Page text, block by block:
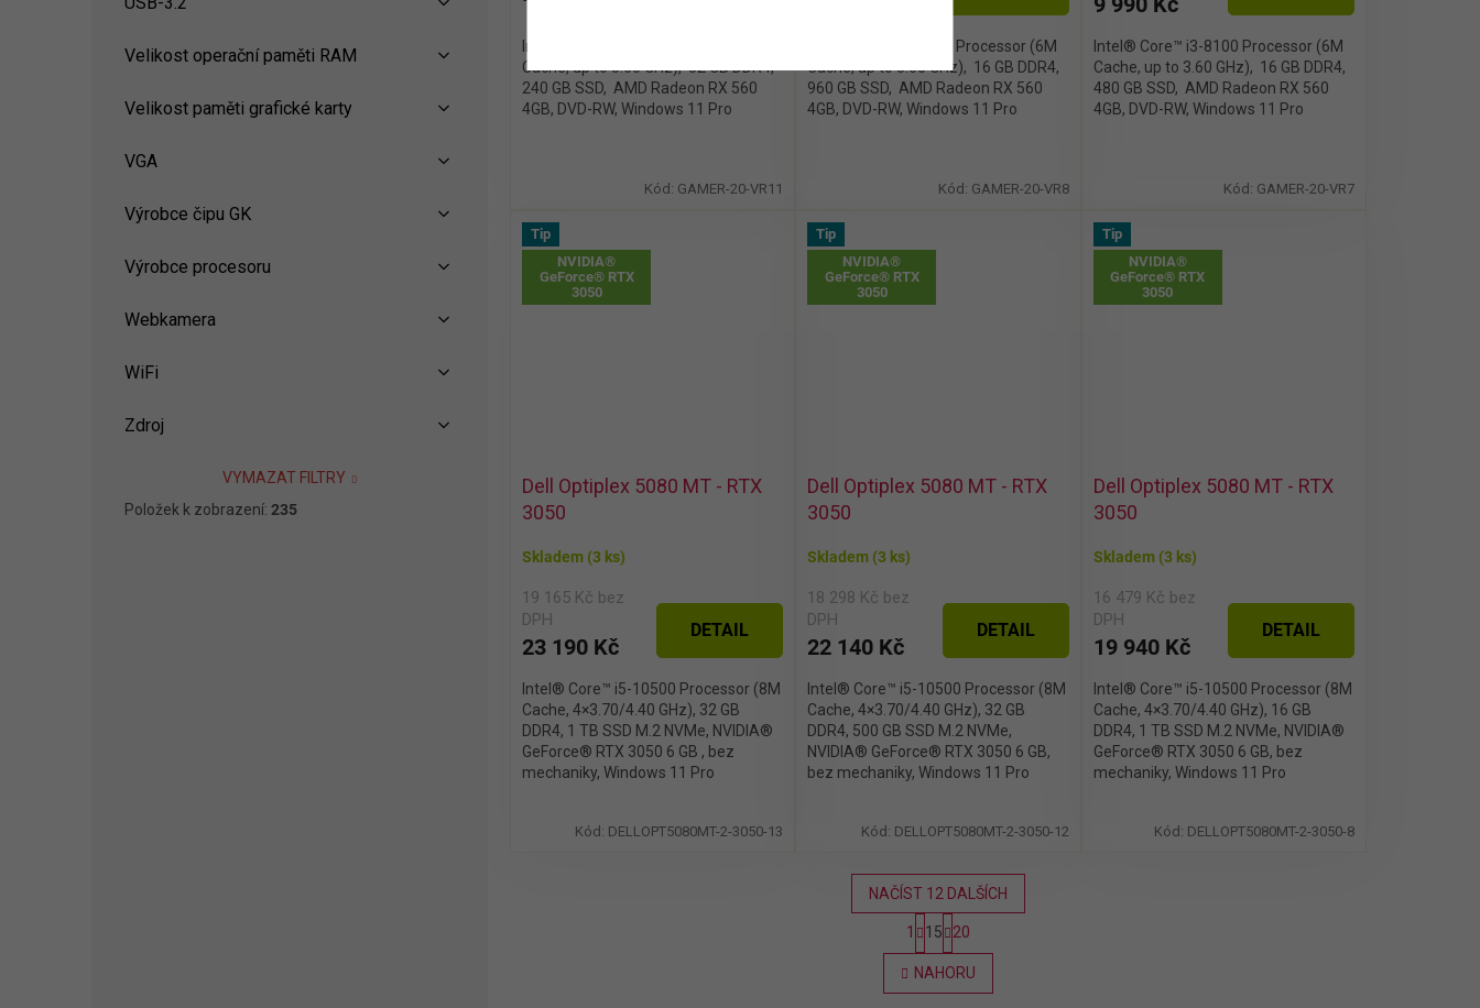
Velikost operační paměti RAM
Velikost paměti grafické karty
VGA
Výrobce čipu GK
Výrobce procesoru
Webkamera
WiFi
Zdroj
VYMAZAT FILTRY
Položek k zobrazení: 235
Intel® Core™ i3-8100 Processor (6M
Cache, up to 3.60 GHz), 32 GB DDR4,
240 GB SSD, AMD Radeon RX 560
4GB, DVD-RW, Windows 11 Pro
Kód: GAMER-20-VR11
Intel® Core™ i3-8100 Processor (6M
Cache, up to 3.60 GHz), 16 GB DDR4,
960 GB SSD, AMD Radeon RX 560
4GB, DVD-RW, Windows 11 Pro
Kód: GAMER-20-VR8
Intel® Core™ i3-8100 Processor (6M
Cache, up to 3.60 GHz), 16 GB DDR4,
480 GB SSD, AMD Radeon RX 560
4GB, DVD-RW, Windows 11 Pro
Kód: GAMER-20-VR7
Tip
NVIDIA®
GeForce® RTX
3050
Dell Optiplex 5080 MT - RTX
3050
Skladem (3 ks)
19 165 Kč bez
DPH
23 190 Kč
DETAIL
Intel® Core™ i5-10500 Processor (8M
Cache, 4×3.70/4.40 GHz), 32 GB
DDR4, 1 TB SSD M.2 NVMe, NVIDIA®
GeForce® RTX 3050 6 GB , bez
mechaniky, Windows 11 Pro
Kód: DELLOPT5080MT-2-3050-13
Tip
NVIDIA®
GeForce® RTX
3050
Dell Optiplex 5080 MT - RTX
3050
Skladem (3 ks)
18 298 Kč bez
DPH
22 140 Kč
DETAIL
Intel® Core™ i5-10500 Processor (8M
Cache, 4×3.70/4.40 GHz), 32 GB
DDR4, 500 GB SSD M.2 NVMe,
NVIDIA® GeForce® RTX 3050 6 GB,
bez mechaniky, Windows 11 Pro
Kód: DELLOPT5080MT-2-3050-12
Tip
NVIDIA®
GeForce® RTX
3050
Dell Optiplex 5080 MT - RTX
3050
Skladem (3 ks)
16 479 Kč bez
DPH
19 940 Kč
DETAIL
Intel® Core™ i5-10500 Processor (8M
Cache, 4×3.70/4.40 GHz), 16 GB
DDR4, 1 TB SSD M.2 NVMe, NVIDIA®
GeForce® RTX 3050 6 GB, bez
mechaniky, Windows 11 Pro
Kód: DELLOPT5080MT-2-3050-8
O
v
l
NAČÍST 12 DALŠÍCH
S
t
r
á
n
1 15 20
NAHORU